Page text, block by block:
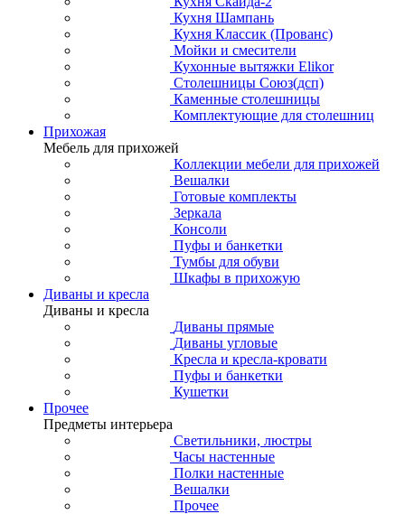
Кухня Шампань
Кухня Классик (Прованс)
Мойки и смесители
Кухонные вытяжки Elikor
Столешницы Союз(дсп)
Каменные столешницы
Комплектующие для столешниц
Прихожая
Мебель для прихожей
Коллекции мебели для прихожей
Вешалки
Готовые комплекты
Зеркала
Консоли
Пуфы и банкетки
Тумбы для обуви
Шкафы в прихожую
Диваны и кресла
Диваны и кресла
Диваны прямые
Диваны угловые
Кресла и кресла-кровати
Пуфы и банкетки
Кушетки
Прочее
Предметы интерьера
Светильники, люстры
Часы настенные
Полки настенные
Вешалки
Прочее